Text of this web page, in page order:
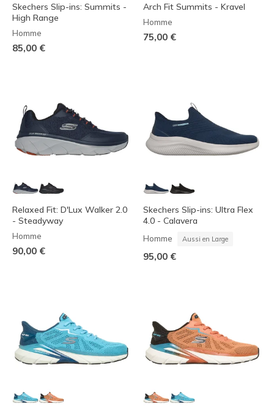
Skechers Slip-ins: Summits -
High Range
Homme
85,00 €
Arch Fit Summits - Kravel
Homme
75,00 €
Relaxed Fit: D'Lux Walker 2.0
- Steadyway
Homme
90,00 €
Skechers Slip-ins: Ultra Flex
4.0 - Calavera
Homme Aussi en Large
95,00 €